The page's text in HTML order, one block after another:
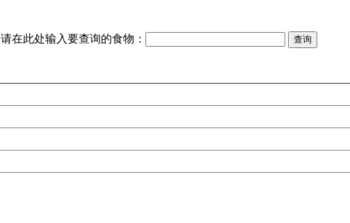
请在此处输入要查询的食物：